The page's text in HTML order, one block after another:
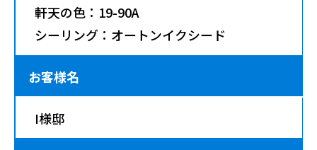
軒天の色：19-90A
シーリング：オートンイクシード
お客様名
I様邸